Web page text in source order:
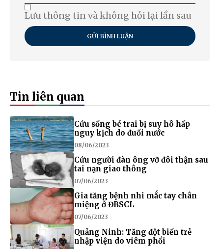
Lưu thông tin và không hỏi lại lần sau
GỬI BÌNH LUẬN
Tin liên quan
Cứu sống bé trai bị suy hô hấp
nguy kịch do đuối nước
08/06/2023
Cứu người đàn ông vỡ đôi thận sau
tai nạn giao thông
07/06/2023
Gia tăng bệnh nhi mắc tay chân
miệng ở ĐBSCL
07/06/2023
Quảng Ninh: Tăng đột biến trẻ
nhập viện do viêm phổi